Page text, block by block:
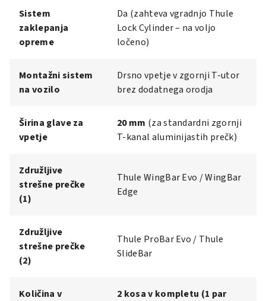
Sistem
zaklepanja
opreme
Da (zahteva vgradnjo Thule
Lock Cylinder – na voljo
ločeno)
Montažni sistem
na vozilo
Drsno vpetje v zgornji T-utor
brez dodatnega orodja
Širina glave za
vpetje
20 mm (za standardni zgornji
T-kanal aluminijastih prečk)
Združljive
strešne prečke
(1)
Thule WingBar Evo / WingBar
Edge
Združljive
strešne prečke
(2)
Thule ProBar Evo / Thule
SlideBar
Količina v
2 kosa v kompletu (1 par